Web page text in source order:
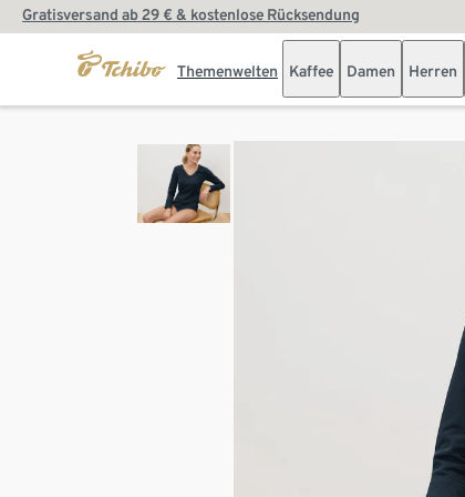
Gratisversand ab 29 € & kostenlose Rücksendung
Themenwelten Kaffee Damen Herren